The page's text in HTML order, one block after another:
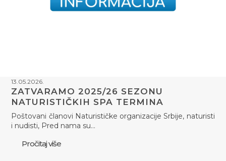
13.05.2026.
ZATVARAMO 2025/26 SEZONU
NATURISTIČKIH SPA TERMINA
Poštovani članovi Naturističke organizacije Srbije, naturisti
i nudisti, Pred nama su…
Pročitaj više